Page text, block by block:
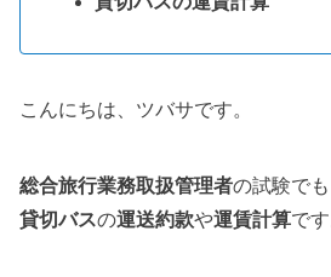
こんにちは、ツバサです。
総合旅行業務取扱管理者の試験で
貸切バスの運送約款や運賃計算です